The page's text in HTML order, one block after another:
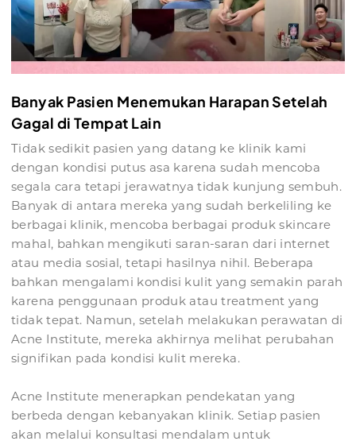
Banyak Pasien Menemukan Harapan Setelah
Gagal di Tempat Lain
Tidak sedikit pasien yang datang ke klinik kami
dengan kondisi putus asa karena sudah mencoba
segala cara tetapi jerawatnya tidak kunjung sembuh.
Banyak di antara mereka yang sudah berkeliling ke
berbagai klinik, mencoba berbagai produk skincare
mahal, bahkan mengikuti saran-saran dari internet
atau media sosial, tetapi hasilnya nihil. Beberapa
bahkan mengalami kondisi kulit yang semakin parah
karena penggunaan produk atau treatment yang
tidak tepat. Namun, setelah melakukan perawatan di
Acne Institute, mereka akhirnya melihat perubahan
signifikan pada kondisi kulit mereka.
Acne Institute menerapkan pendekatan yang
berbeda dengan kebanyakan klinik. Setiap pasien
akan melalui konsultasi mendalam untuk